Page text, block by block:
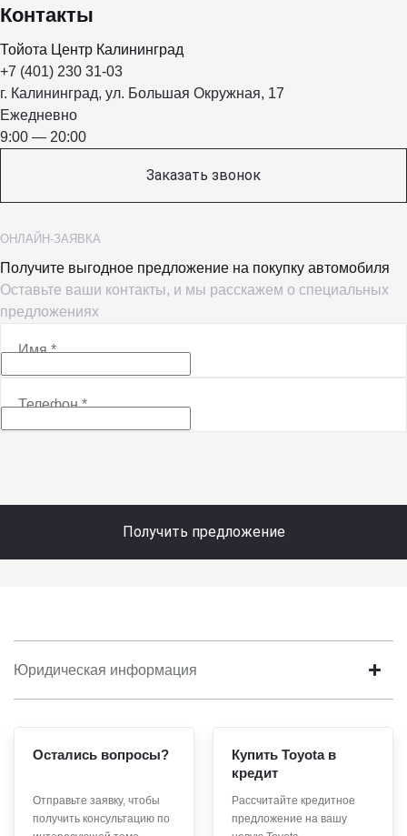
Контакты
Тойота Центр Калининград
+7 (401) 230 31-03
г. Калининград, ул. Большая Окружная, 17
Ежедневно
9:00 — 20:00
Заказать звонок
ОНЛАЙН-ЗАЯВКА
Получите выгодное предложение на покупку автомобиля
Оставьте ваши контакты, и мы расскажем о специальных
предложениях
Имя*
Телефон*
Получить предложение
Юридическая информация
Остались вопросы?
Отправьте заявку, чтобы
получить консультацию по
Купить Toyota в
кредит
Рассчитайте кредитное
предложение на вашу